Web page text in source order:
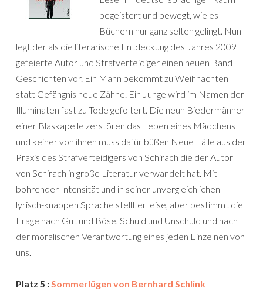
begeistert und bewegt, wie es
Büchern nur ganz selten gelingt. Nun
legt der als die literarische Entdeckung des Jahres 2009
gefeierte Autor und Strafverteidiger einen neuen Band
Geschichten vor. Ein Mann bekommt zu Weihnachten
statt Gefängnis neue Zähne. Ein Junge wird im Namen der
Illuminaten fast zu Tode gefoltert. Die neun Biedermänner
einer Blaskapelle zerstören das Leben eines Mädchens
und keiner von ihnen muss dafür büßen Neue Fälle aus der
Praxis des Strafverteidigers von Schirach die der Autor
von Schirach in große Literatur verwandelt hat. Mit
bohrender Intensität und in seiner unvergleichlichen
lyrisch-knappen Sprache stellt er leise, aber bestimmt die
Frage nach Gut und Böse, Schuld und Unschuld und nach
der moralischen Verantwortung eines jeden Einzelnen von
uns.
Platz 5 :Sommerlügen von Bernhard Schlink